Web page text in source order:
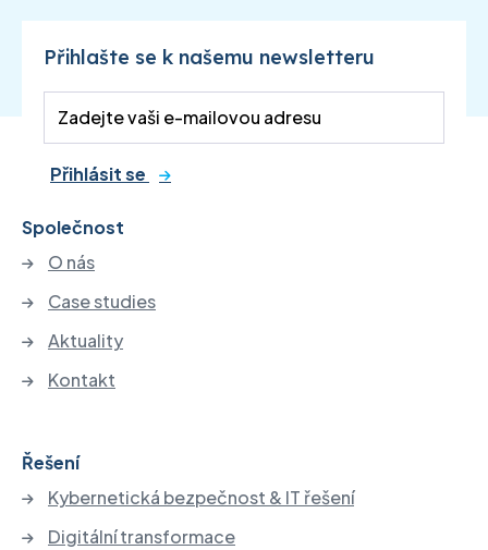
Přihlašte se k našemu newsletteru
Přihlásit se
Společnost
O nás
Case studies
Aktuality
Kontakt
Řešení
Kybernetická bezpečnost & IT řešení
Digitální transformace